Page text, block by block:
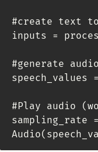
#create text
inputs =
#generate
speech_values
#Play audio
sampling_rate